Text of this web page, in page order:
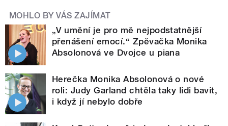
MOHLO BY VÁS ZAJÍMAT
„V umění je pro mě nejpodstatnější
přenášení emocí.“ Zpěvačka Monika
Absolonová ve Dvojce u piana
Herečka Monika Absolonová o nové
roli: Judy Garland chtěla taky lidi bavit,
i když jí nebylo dobře